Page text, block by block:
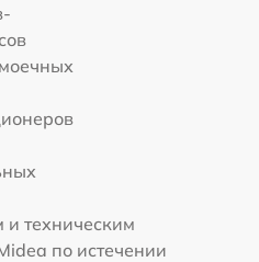
техническим
по истечении